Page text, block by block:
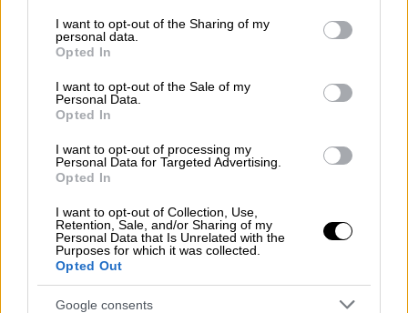
not limited to your visit or usage behaviour. You may click to
grant or deny consent to Google and its third-party tags to
use your data for below specified purposes in below Google
consent section.
I want to opt-out of the Sharing of my
personal data.
Opted In
I want to opt-out of the Sale of my
Personal Data.
Opted In
I want to opt-out of processing my
Personal Data for Targeted Advertising.
Opted In
I want to opt-out of Collection, Use,
Retention, Sale, and/or Sharing of my
Personal Data that Is Unrelated with the
Purposes for which it was collected.
Opted Out
Google consents
φωτογραφίζοντας τον Παύλο Πολάκη.
Η ανακοίνωση του Γραφείου Τύπου
της Νέας Δημοκρατίας
«Εδώ και πάρα πολλά χρόνια έχουμε
αποδείξει με πράξεις και όχι με λόγια ότι
όταν τίθενται ζητήματα ατομικής
συμπεριφοράς δεν κάνουμε εκπτώσεις και
προχωράμε σε αποφάσεις όπως η σημερινή.
Η στάση μας αυτή είναι αυτονόητη απέναντι,
όχι μόνο στους ψηφοφόρους μας, αλλά στο